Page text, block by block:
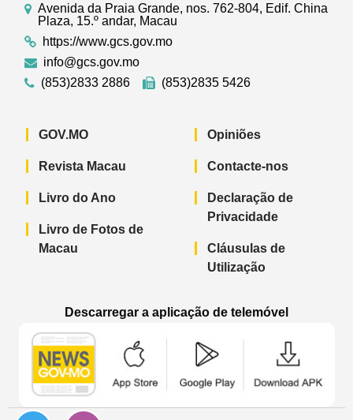
Avenida da Praia Grande, nos. 762-804, Edif. China
Plaza, 15.º andar, Macau
https://www.gcs.gov.mo
info@gcs.gov.mo
(853)2833 2886
(853)2835 5426
GOV.MO
Revista Macau
Livro do Ano
Livro de Fotos de
Macau
Opiniões
Contacte-nos
Declaração de
Privacidade
Cláusulas de
Utilização
Descarregar a aplicação de telemóvel